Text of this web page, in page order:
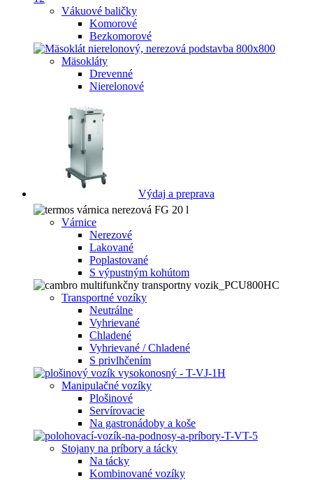
Vákuové baličky
Komorové
Bezkomorové
Mäsokláty
Drevenné
Nierelonové
Výdaj a preprava
Várnice
Nerezové
Lakované
Poplastované
S výpustným kohútom
Transportné vozíky
Neutrálne
Vyhrievané
Chladené
Vyhrievané / Chladené
S privlhčením
Manipulačné vozíky
Plošinové
Servírovacie
Na gastronádoby a koše
Stojany na príbory a tácky
Na tácky
Kombinované vozíky